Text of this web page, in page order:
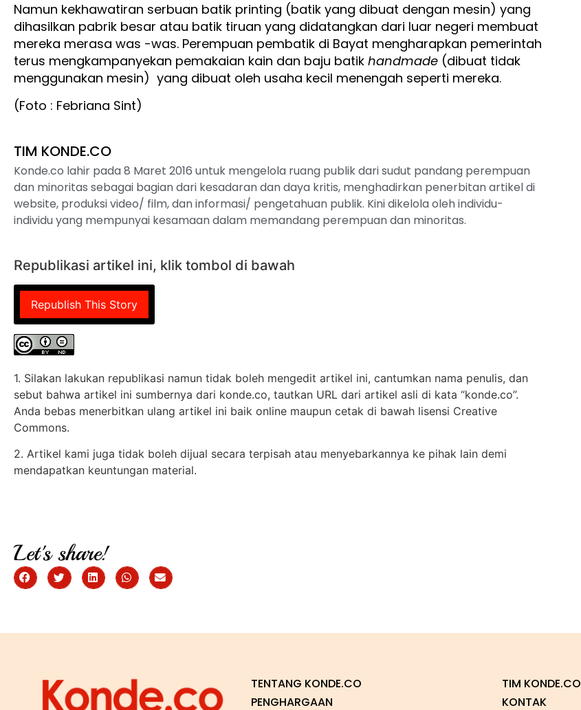
Namun kekhawatiran serbuan batik printing (batik yang dibuat dengan mesin) yang
dihasilkan pabrik besar atau batik tiruan yang didatangkan dari luar negeri membuat
mereka merasa was -was. Perempuan pembatik di Bayat mengharapkan pemerintah
terus mengkampanyekan pemakaian kain dan baju batik handmade (dibuat tidak
menggunakan mesin) yang dibuat oleh usaha kecil menengah seperti mereka.
(Foto : Febriana Sint)
TIM KONDE.CO
Konde.co lahir pada 8 Maret 2016 untuk mengelola ruang publik dari sudut pandang perempuan
dan minoritas sebagai bagian dari kesadaran dan daya kritis, menghadirkan penerbitan artikel di
website, produksi video/ film, dan informasi/ pengetahuan publik. Kini dikelola oleh individu-
individu yang mempunyai kesamaan dalam memandang perempuan dan minoritas.
Republikasi artikel ini, klik tombol di bawah
Republish This Story
1. Silakan lakukan republikasi namun tidak boleh mengedit artikel ini, cantumkan nama penulis, dan
sebut bahwa artikel ini sumbernya dari konde.co, tautkan URL dari artikel asli di kata “konde.co”.
Anda bebas menerbitkan ulang artikel ini baik online maupun cetak di bawah lisensi Creative
Commons.
2. Artikel kami juga tidak boleh dijual secara terpisah atau menyebarkannya ke pihak lain demi
mendapatkan keuntungan material.
Let's share!
TENTANG KONDE.CO
PENGHARGAAN
TIM KONDE.CO
KONTAK